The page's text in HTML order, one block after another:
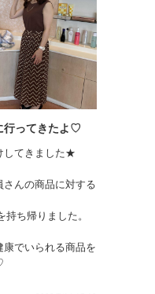
行ってきたよ♡
してきました★
んの商品に対する
ち帰りました。
でいられる商品を